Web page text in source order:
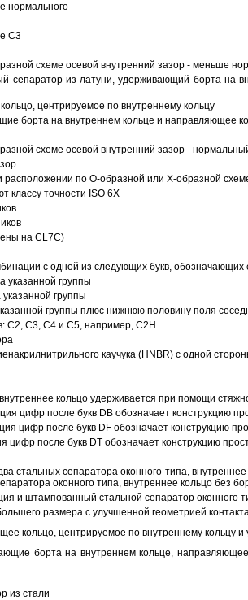
нормального
C3
схеме осевой внутренний зазор - меньше
сепаратор из латуни, удерживающий борта на
центрируемое по внутреннему кольцу
борта на внутреннем кольце и направляющее
схеме осевой внутренний зазор -
по О-образной или Х-образной
точности ISO 6X
на CL7C)
с одной из следующих букв,
указанной группы
группы
группы плюс нижнюю половину поля
С2, C3, С4 и С5, например, С2Н
каучука (HNBR) с одной
кольцо удерживается при помощи
цифр после букв DB обозначает конструкцию
цифр после букв DF обозначает конструкцию
после букв DT обозначает конструкцию
стальных сепаратора оконного типа,
оконного типа, внутреннее кольцо без
и штампованный стальной сепаратор оконного
размера с улучшенной геометрией
кольцо, центрируемое по внутреннему кольцу и
борта на внутреннем кольце,
из стали